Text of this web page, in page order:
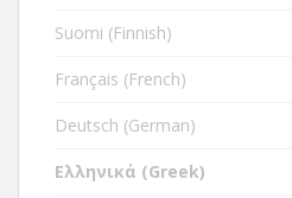
Suomi (Finnish)
Français (French)
Deutsch (German)
Ελληνικά (Greek)